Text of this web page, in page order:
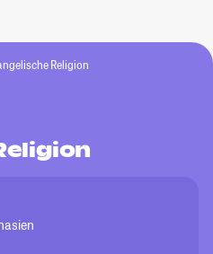
Religion